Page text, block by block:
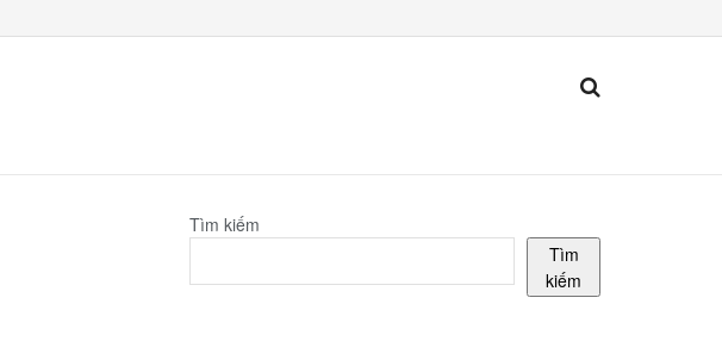
Tìm kiếm
Tìm
kiếm